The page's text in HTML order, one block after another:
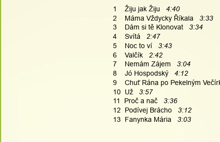
1    Žiju jak Žiju 4:40
2    Máma Vždycky Říkala
3:33
3    Dám si tě Klonovat 3:34
4    Svítá 2:47
5    Noc to ví
3:43
6    Valčík
  2:42
7    Nemám Zájem 3:04
8    Jó Hospodský 4:12
9    Chuť Rána po Pekelným
10  Už 3:57
11  Proč a nač 3:36
12  Podívej Brácho
3:12
13  Fanynka Mária 3:03